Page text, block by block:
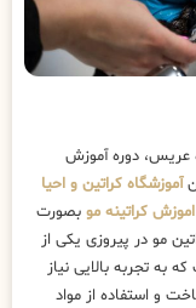
عریس، دوره آموزش
آموزشگاه کراتین و احیا
اموزش کراتینه مو بصورت
مو در پیروزی یکی از
تجربه بالایی نیاز
و استفاده از مواد